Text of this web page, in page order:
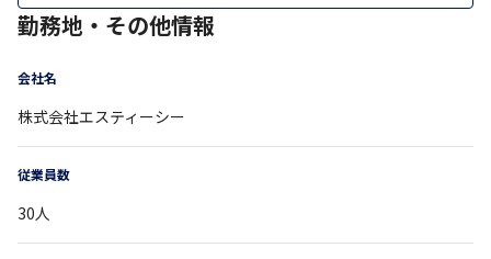
勤務地・その他情報
会社名
株式会社エスティーシー
従業員数
30人